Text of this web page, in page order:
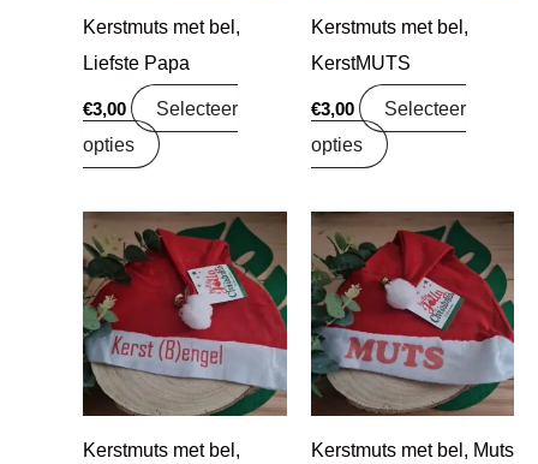
Kerstmuts met bel,
Liefste Papa
€3,00
Selecteer
opties
Kerstmuts met bel,
KerstMUTS
€3,00
Selecteer
opties
Kerstmuts met bel,
Kerstmuts met bel, Muts